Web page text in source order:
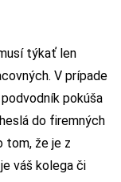
týkať len
V prípade
pokúša
do firemných
tom, že je z
váš kolega či